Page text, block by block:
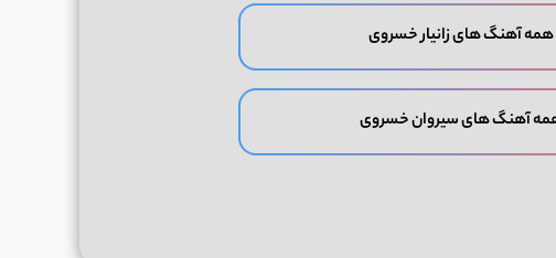
همه آهنگ های زانیار خسروی
آهنگ های سیروان خسروی